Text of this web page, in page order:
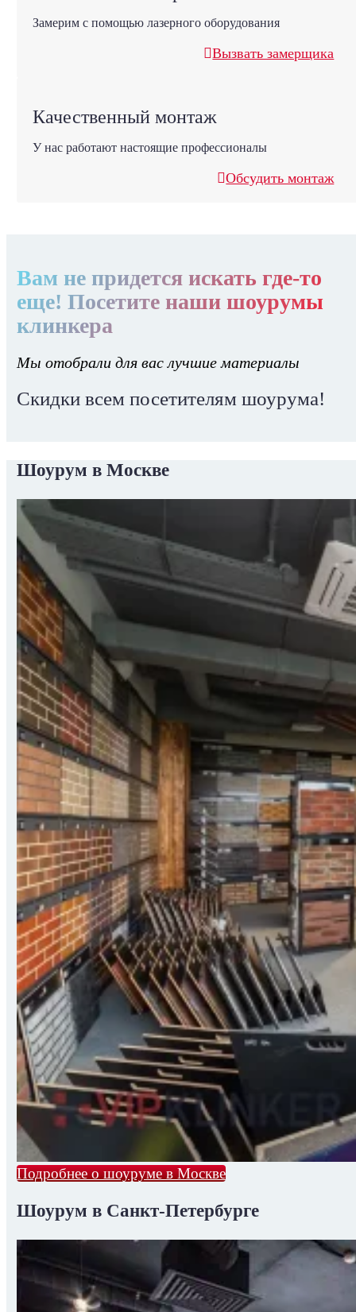
Замерим с помощью лазерного оборудования
Вызвать замерщика
Качественный монтаж
У нас работают настоящие профессионалы
Обсудить монтаж
Вам не придется искать где-то
еще! Посетите наши шоурумы
клинкера
Мы отобрали для вас лучшие материалы
Скидки всем посетителям шоурума!
Шоурум в Москве
Подробнее о шоуруме в Москве
Шоурум в Санкт-Петербурге